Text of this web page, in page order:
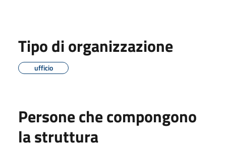
Tipo di organizzazione
ufficio
Persone che compongono
la struttura